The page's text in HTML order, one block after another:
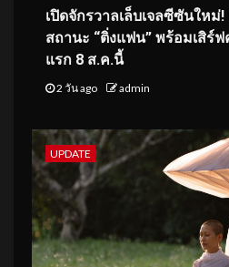
เปิดจักรวาลเล็บเจลซีซันใหม่!
สถานะ “ติ่งแฟน” พร้อมเสิร์
แรก 8 ส.ค.นี้
2 วัน ago admin
UPDATE